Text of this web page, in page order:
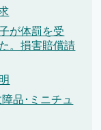
が体罰を受
。損害賠償請
品･ミニチュ